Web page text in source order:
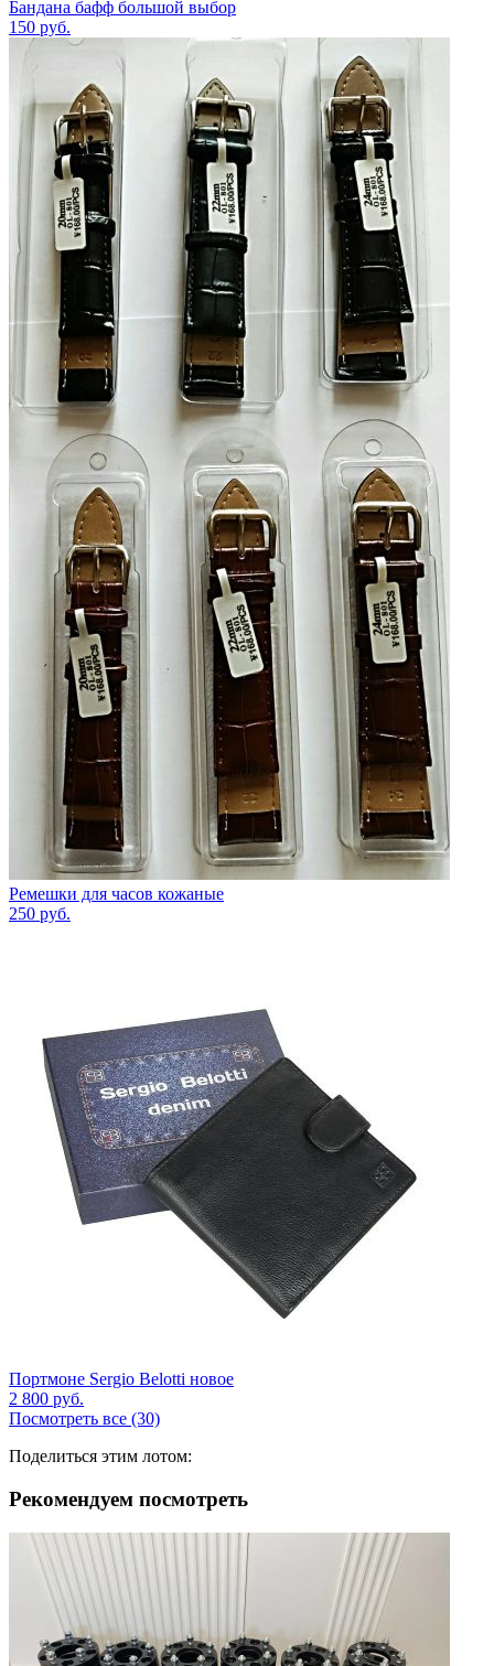
Бандана бафф большой выбор
150 руб.
Ремешки для часов кожаные
250 руб.
Портмоне Sergio Belotti новое
2 800 руб.
Посмотреть все (30)
Поделиться этим лотом:
Рекомендуем посмотреть